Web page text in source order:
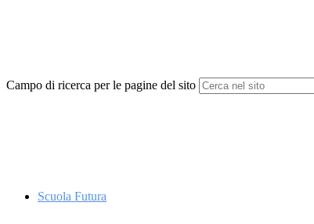
Campo di ricerca per le pagine del sito
Scuola Futura